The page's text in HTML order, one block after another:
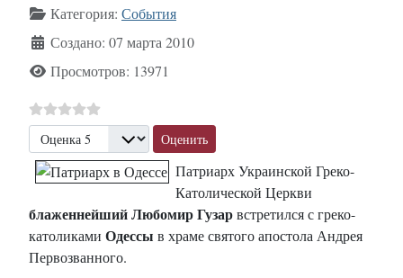
Информация о материале
Категория: События
Создано: 07 марта 2010
Просмотров: 13971
Пожалуйста, оцените
Патриарх Украинской Греко-
Католической Церкви
блаженнейший Любомир Гузарвстретился с греко-
католиками Одессы в храме святого апостола Андрея
Первозванного.